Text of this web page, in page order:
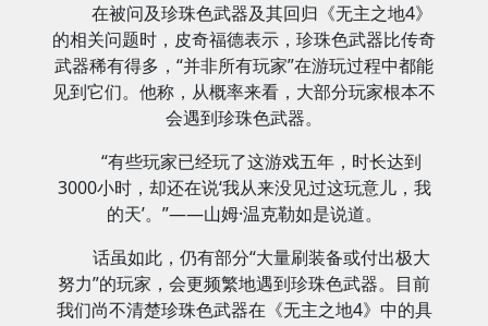
在被问及珍珠色武器及其回归《无主之地4》
的相关问题时，皮奇福德表示，珍珠色武器比传奇
武器稀有得多，“并非所有玩家”在游玩过程中都能
见到它们。他称，从概率来看，大部分玩家根本不
会遇到珍珠色武器。
“有些玩家已经玩了这游戏五年，时长达到
3000小时，却还在说‘我从来没见过这玩意儿，我
的天’。”——山姆·温克勒如是说道。
话虽如此，仍有部分“大量刷装备或付出极大
努力”的玩家，会更频繁地遇到珍珠色武器。目前
我们尚不清楚珍珠色武器在《无主之地4》中的具